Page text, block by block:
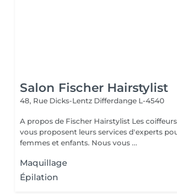
Salon Fischer Hairstylist
48, Rue Dicks-Lentz Differdange L-4540
A propos de Fischer Hairstylist Les coiffeurs Fischer Hairstylist
vous proposent leurs services d'experts
femmes et enfants. Nous vous ...
Maquillage
Épilation